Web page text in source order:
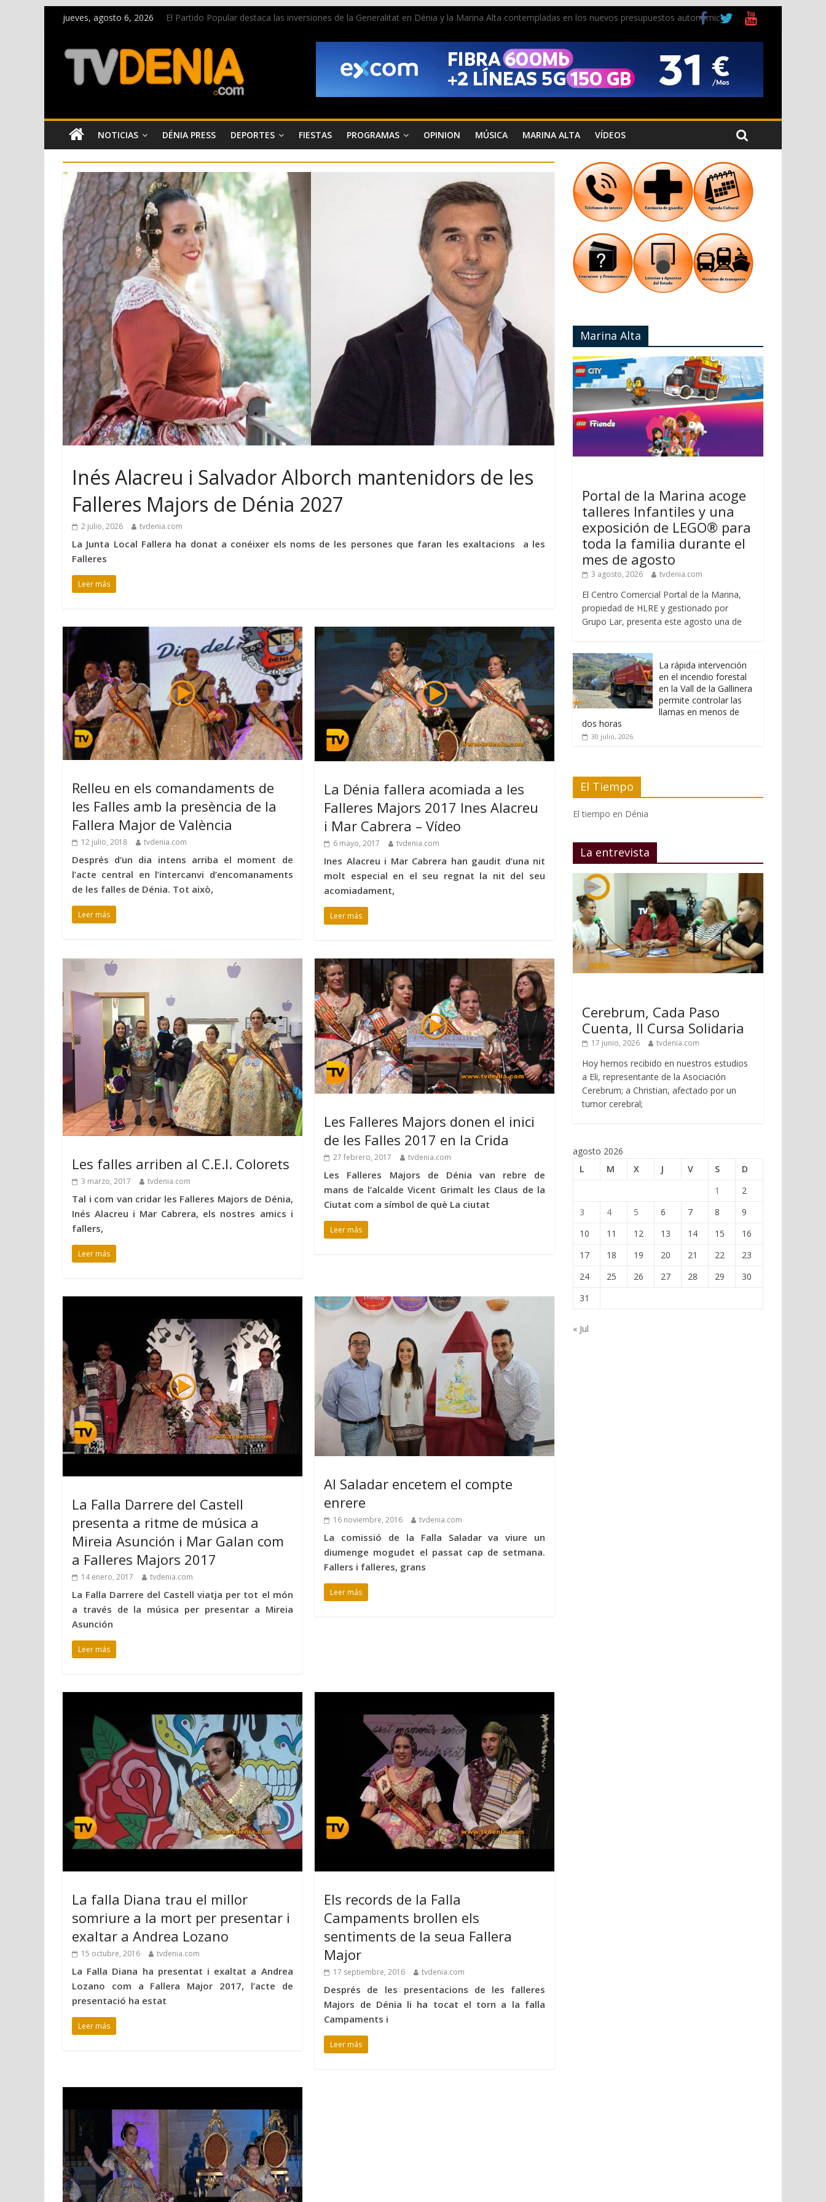
jueves, agosto 6, 2026
El Partido Popular destaca las inversiones de la Generalitat en Dénia y la Marina Alta contempladas en los nuevos presupuestos autonómicos
El XII Festival de Jazz de Dénia reunirá durante agosto a figuras nacionales e internacionales en los Jardins de Torrecremada
Los Moros y Cristianos 2026 reciben las llaves de la ciudad y dan inicio a las fiestas en Dénia
Una nueva campaña anima a la juventud a disfrutar de la fiesta sin alcohol
NOTICIAS DÉNIA PRESS DEPORTES FIESTAS PROGRAMAS OPINION MÚSICA MARINA ALTA VÍDEOS
Inés Alacreu i Salvador Alborch mantenidors de les
Falleres Majors de Dénia 2027
2 julio, 2026 tvdenia.com
La Junta Local Fallera ha donat a conéixer els noms de les persones que faran les exaltacions a les
Falleres
Leer más
Relleu en els comandaments de
les Falles amb la presència de la
Fallera Major de València
12 julio, 2018 tvdenia.com
Després d’un dia intens arriba el moment de
l’acte central en l’intercanvi d’encomanaments
de les falles de Dénia. Tot això,
Leer más
La Dénia fallera acomiada a les
Falleres Majors 2017 Ines Alacreu
i Mar Cabrera – Vídeo
6 mayo, 2017 tvdenia.com
Ines Alacreu i Mar Cabrera han gaudit d’una nit
molt especial en el seu regnat la nit del seu
acomiadament,
Leer más
Les falles arriben al C.E.I. Colorets
3 marzo, 2017 tvdenia.com
Tal i com van cridar les Falleres Majors de Dénia,
Inés Alacreu i Mar Cabrera, els nostres amics i
fallers,
Leer más
Les Falleres Majors donen el inici
de les Falles 2017 en la Crida
27 febrero, 2017 tvdenia.com
Les Falleres Majors de Dénia van rebre de
mans de l’alcalde Vicent Grimalt les Claus de la
Ciutat com a símbol de què La ciutat
Leer más
La Falla Darrere del Castell
presenta a ritme de música a
Mireia Asunción i Mar Galan com
a Falleres Majors 2017
14 enero, 2017 tvdenia.com
La Falla Darrere del Castell viatja per tot el món
a través de la música per presentar a Mireia
Asunción
Leer más
Al Saladar encetem el compte
enrere
16 noviembre, 2016 tvdenia.com
La comissió de la Falla Saladar va viure un
diumenge mogudet el passat cap de setmana.
Fallers i falleres, grans
Leer más
La falla Diana trau el millor
somriure a la mort per presentar i
exaltar a Andrea Lozano
15 octubre, 2016 tvdenia.com
La Falla Diana ha presentat i exaltat a Andrea
Lozano com a Fallera Major 2017, l’acte de
presentació ha estat
Leer más
Els records de la Falla
Campaments brollen els
sentiments de la seua Fallera
Major
17 septiembre, 2016 tvdenia.com
Després de les presentacions de les falleres
Majors de Dénia li ha tocat el torn a la falla
Campaments i
Leer más
Marina Alta
Portal de la Marina acoge
talleres Infantiles y una
exposición de LEGO® para
toda la familia durante el
mes de agosto
3 agosto, 2026 tvdenia.com
El Centro Comercial Portal de la Marina,
propiedad de HLRE y gestionado por
Grupo Lar, presenta este agosto una de
La rápida intervención
en el incendio forestal
en la Vall de la Gallinera
permite controlar las
llamas en menos de
dos horas
30 julio, 2026
El Tiempo
El tiempo en Dénia
La entrevista
Cerebrum, Cada Paso
Cuenta, II Cursa Solidaria
17 junio, 2026 tvdenia.com
Hoy hemos recibido en nuestros estudios
a Eli, representante de la Asociación
Cerebrum; a Christian, afectado por un
tumor cerebral;
agosto 2026
L
M X J V S
D
1
2
3
4 5 6 7 8
9
10
11 12 13 14 15
16
17
18 19 20 21 22
23
24
25 26 27 28 29
30
31
« Jul